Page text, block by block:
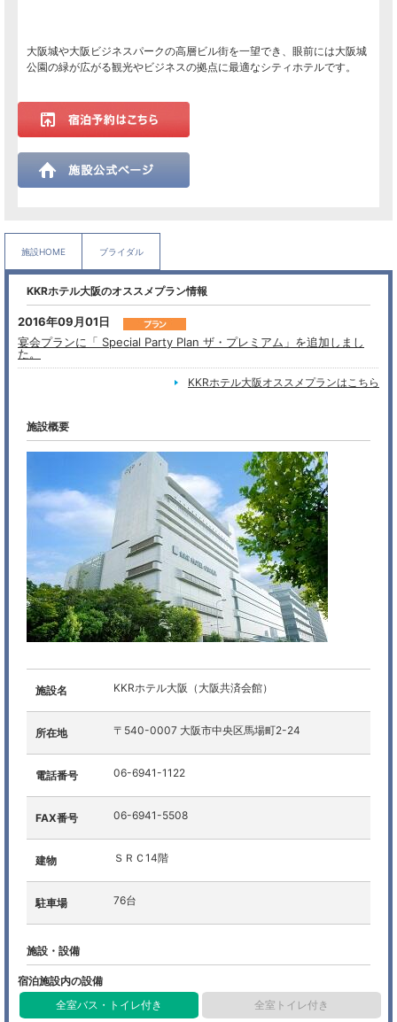
大阪城や大阪ビジネスパークの高層ビル街を一望でき、眼前には大阪城
公園の緑が広がる観光やビジネスの拠点に最適なシティホテルです。
施設HOME ブライダル
KKRホテル大阪のオススメプラン情報
2016年09月01日
宴会プランに「 Special Party Plan ザ・プレミアム」を追加しまし
た。
KKRホテル大阪オススメプランはこちら
施設概要
施設名 KKRホテル大阪（大阪共済会館）
所在地 〒540-0007 大阪市中央区馬場町2-24
電話番号 06-6941-1122
FAX番号 06-6941-5508
建物 ＳＲＣ14階
駐車場 76台
施設・設備
宿泊施設内の設備
全室バス・トイレ付き 全室トイレ付き